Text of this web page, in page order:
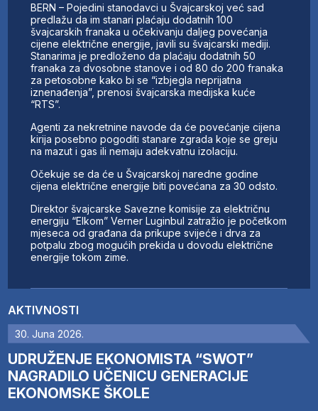
AKTIVNOSTI
30. Juna 2026.
UDRUŽENJE EKONOMISTA “SWOT”
NAGRADILO UČENICU GENERACIJE
EKONOMSKE ŠKOLE
BERN – Pojedini stanodavci u Švajcarskoj već sad
predlažu da im stanari plaćaju dodatnih 100
švajcarskih franaka u očekivanju daljeg povećanja
cijene električne energije, javili su švajcarski mediji.
Stanarima je predloženo da plaćaju dodatnih 50
franaka za dvosobne stanove i od 80 do 200 franaka
za petosobne kako bi se “izbjegla neprijatna
iznenađenja”, prenosi švajcarska medijska kuće
“RTS”.
Agenti za nekretnine navode da će povećanje cijena
kirija posebno pogoditi stanare zgrada koje se greju
na mazut i gas ili nemaju adekvatnu izolaciju.
Očekuje se da će u Švajcarskoj naredne godine
cijena električne energije biti povećana za 30 odsto.
Direktor švajcarske Savezne komisije za električnu
energiju “Elkom” Verner Luginbul zatražio je početkom
mjeseca od građana da prikupe svijeće i drva za
potpalu zbog mogućih prekida u dovodu električne
energije tokom zime.